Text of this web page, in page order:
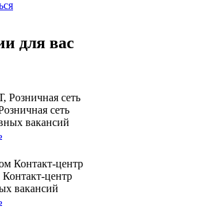
для вас
сеть
вакансий
Контакт-центр
вакансий